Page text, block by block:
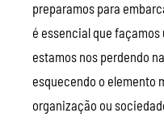
preparamos para
é essencial que
estamos nos perdendo
esquecendo o elemento
organização ou